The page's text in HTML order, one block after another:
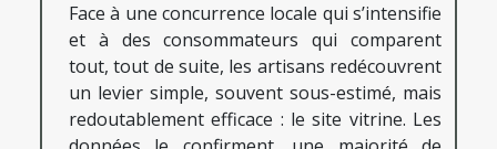
Face à une concurrence locale qui s’intensifie
et à des consommateurs qui comparent
tout, tout de suite, les artisans redécouvrent
un levier simple, souvent sous-estimé, mais
redoutablement efficace : le site vitrine. Les